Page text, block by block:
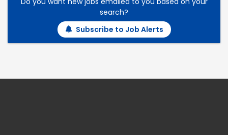
search?
Subscribe to Job Alerts